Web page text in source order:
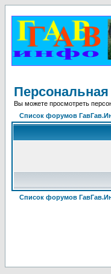
Вы можете просмотреть
Список форумов
Список форумов